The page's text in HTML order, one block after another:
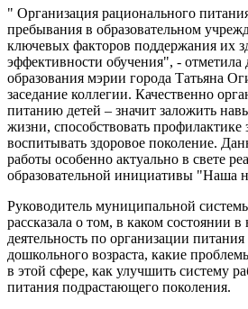
" Организация рационального
пребывания в образовательном
ключевых факторов поддержания их
эффективности обучения", - отметила
образования мэрии города Татьяна
заседание коллегии. Качественно
питанию детей – значит заложить
жизни, способствовать профилактике
воспитывать здоровое поколение.
работы особенно актуально в свете
образовательной инициативы "Наша
Руководитель муниципальной
рассказала о том, в каком состоянии
деятельность по организации
дошкольного возраста, какие
в этой сфере, как улучшить систему
питания подрастающего поколения.